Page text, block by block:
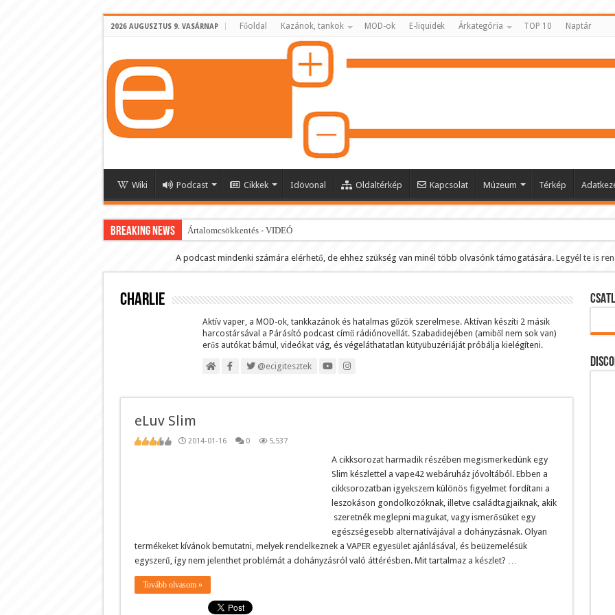
2026 AUGUSZTUS 9. VASÁRNAP Főoldal Kazánok, tankok MOD-ok E-liquidek Árkategória TOP 10 Naptár
Wiki Podcast Cikkek Idövonal Oldaltérkép Kapcsolat Múzeum Térkép
BREAKING NEWS Ártalomcsökkentés - VIDEÓ
E-cigi használati szokások 2.0
Android Podcast alkalmazás letöltése
Párásító podcast lejátszási lista
A podcast mindenki számára elérhető, de ehhez szükség van minél több olvasónk támogatására. Legyél te is
Charlie
Aktív vaper, a MOD-ok, tankkazánok és hatalmas gőzök szerelmese. Aktívan készíti 2 másik
harcostársával a Párásító podcast című rádiónovellát. Szabadidejében (amiből nem sok van)
erős autókat bámul, videókat vág, és végeláthatatlan kütyübuzériáját próbálja kielégíteni.
@ecigitesztek
eLuv Slim
2014-01-16 0 5,537
A cikksorozat harmadik részében megismerkedünk egy
Slim készlettel a vape42 webáruház jóvoltából. Ebben a
cikksorozatban igyekszem különös figyelmet fordítani a
leszokáson gondolkozóknak, illetve családtagjaiknak, akik
szeretnék meglepni magukat, vagy ismerősüket egy
egészségesebb alternatívájával a dohányzásnak. Olyan
termékeket kívánok bemutatni, melyek rendelkeznek a VAPER egyesület ajánlásával, és beüzemelésük
egyszerű, így nem jelenthet problémát a dohányzásról való áttérésben. Mit tartalmaz a készlet? …
Tovább olvasom »